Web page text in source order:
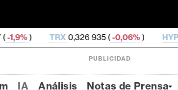
935 ( -0,06% ) HYPE 55,91 (-1,67% )
PUBLICIDAD
IA Análisis Notas de Prensa